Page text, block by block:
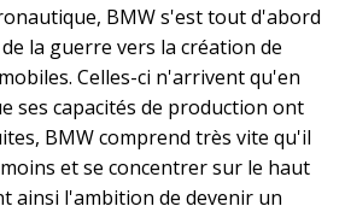
BMW s'est tout d'abord
la guerre vers la création de
Celles-ci n'arrivent qu'en
ses capacités de production ont
BMW comprend très vite qu'il
et se concentrer sur le haut
ainsi l'ambition de devenir un